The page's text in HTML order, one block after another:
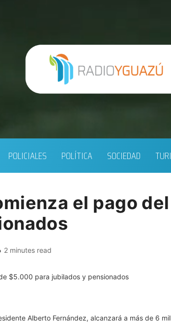
POLICIALES POLÍTICA SOCIEDAD
el pago
2 minutes read
Alberto Fernández, alcanzará a más de 6